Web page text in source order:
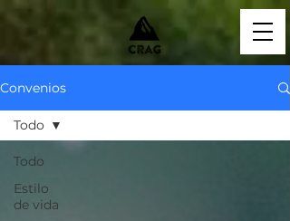
Convenios
Todo
Estilo
de vida
Todo